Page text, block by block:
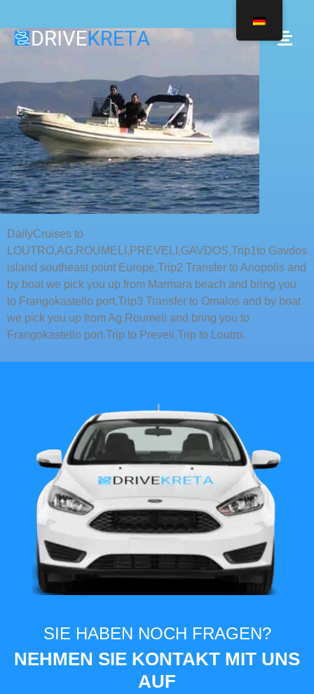
DailyCruises to
LOUTRO,AG.ROUMELI,PREVELI,GAVDOS,Trip1to Gavdos
island southeast point Europe,Trip2 Transfer to Anopolis and
by boat we pick you up from Marmara beach and bring you
to Frangokastello port,Trip3 Transfer to Omalos and by boat
we pick you up from Ag.Roumeli and bring you to
Frangokastello port.Trip to Preveli,Trip to Loutro.
SIE HABEN NOCH FRAGEN?
NEHMEN SIE KONTAKT MIT UNS
AUF